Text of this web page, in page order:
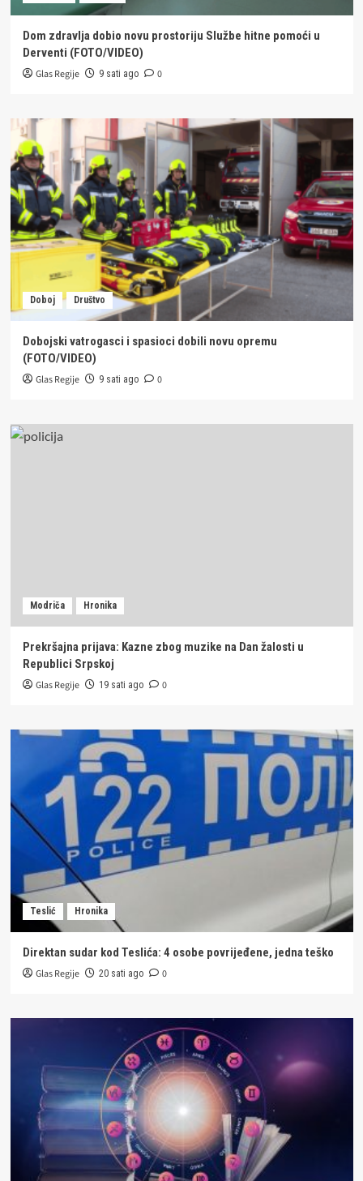
Dom zdravlja dobio novu prostoriju Službe hitne pomoći u
Derventi (FOTO/VIDEO)
Glas Regije 9 sati ago 0
Doboj Društvo
Dobojski vatrogasci i spasioci dobili novu opremu
(FOTO/VIDEO)
Glas Regije 9 sati ago 0
Modriča Hronika
Prekršajna prijava: Kazne zbog muzike na Dan žalosti u
Republici Srpskoj
Glas Regije 19 sati ago 0
Teslić Hronika
Direktan sudar kod Teslića: 4 osobe povrijeđene, jedna teško
Glas Regije 20 sati ago 0